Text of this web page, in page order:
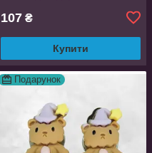
107 ₴
Купити
Подарунок